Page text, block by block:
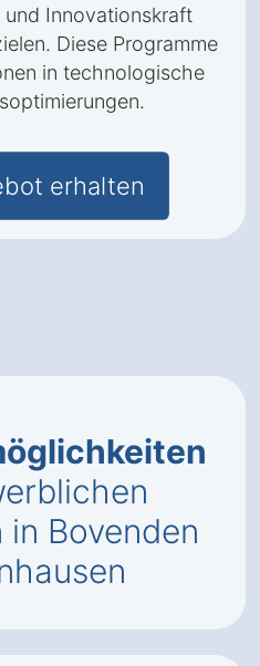
Innovationskraft
Diese Programme
in technologische
erhalten
Bovenden